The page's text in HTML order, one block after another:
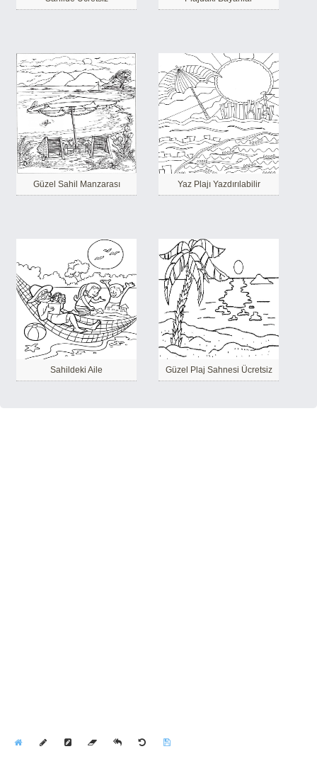
Güzel Sahil Manzarası Yaz Plajı Yazdırılabilir
Sahildeki Aile Güzel Plaj Sahnesi Ücretsiz